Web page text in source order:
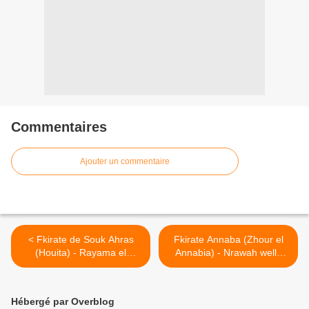
Commentaires
Ajouter un commentaire
< Fkirate de Souk Ahras
(Houita) - Rayama el
Hadjba فقيرات سوق أهراس ـ
Fkirate Annaba (Zhour el
Annabia) - Nrawah wella
nbat فقيرات عنّابة ـ زهور
Hébergé par Overblog